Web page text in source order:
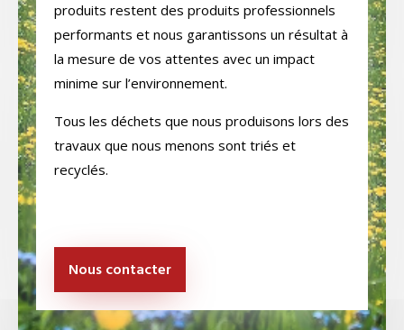
produits restent des produits professionnels
performants et nous garantissons un résultat à
la mesure de vos attentes avec un impact
minime sur l’environnement.
Tous les déchets que nous produisons lors des
travaux que nous menons sont triés et
recyclés.
Nous contacter